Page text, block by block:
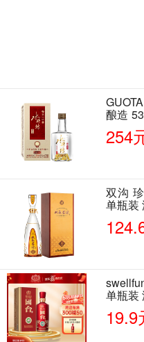
酿造
单瓶装
254
双沟
单瓶装
单瓶装
19.9